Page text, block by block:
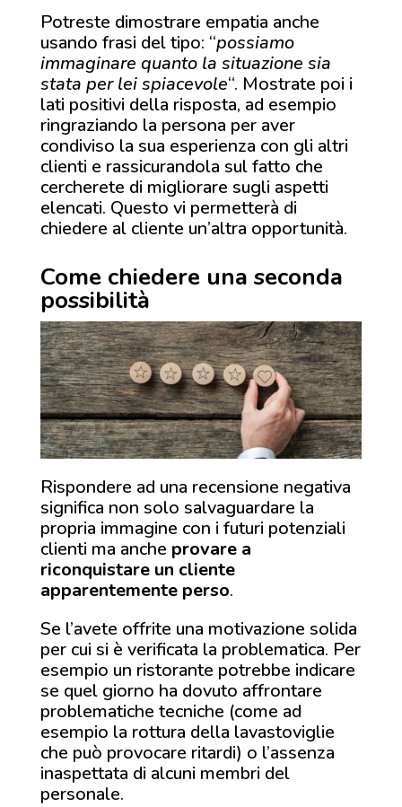
Potreste dimostrare empatia anche
usando frasi del tipo: “possiamo
immaginare quanto la situazione sia
stata per lei spiacevole“. Mostrate poi i
lati positivi della risposta, ad esempio
ringraziando la persona per aver
condiviso la sua esperienza con gli altri
clienti e rassicurandola sul fatto che
cercherete di migliorare sugli aspetti
elencati. Questo vi permetterà di
chiedere al cliente un’altra opportunità.
Come chiedere una seconda
possibilità
Rispondere ad una recensione negativa
significa non solo salvaguardare la
propria immagine con i futuri potenziali
clienti ma anche provare a
riconquistare un cliente
apparentemente perso.
Se l’avete offrite una motivazione solida
per cui si è verificata la problematica. Per
esempio un ristorante potrebbe indicare
se quel giorno ha dovuto affrontare
problematiche tecniche (come ad
esempio la rottura della lavastoviglie
che può provocare ritardi) o l’assenza
inaspettata di alcuni membri del
personale.